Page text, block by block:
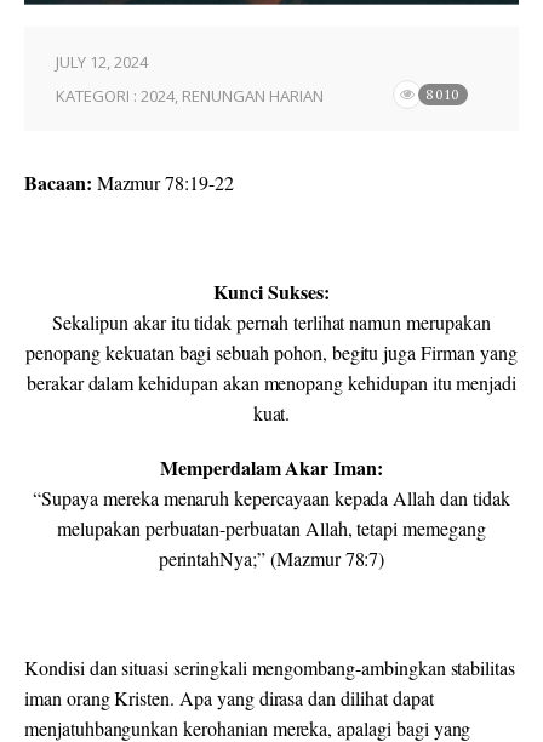
JULY 12, 2024
KATEGORI : 2024, RENUNGAN HARIAN 8010
Bacaan: Mazmur78:19-22
Kunci Sukses:
Sekalipun akar itu tidak pernah terlihat namun merupakan
penopang kekuatan bagi sebuah pohon, begitu juga Firman yang
berakar dalam kehidupan akan menopang kehidupan itu menjadi
kuat.
Memperdalam Akar Iman:
“Supaya mereka menaruh kepercayaan kepada Allah dan tidak
melupakan perbuatan-perbuatan Allah, tetapi memegang
perintahNya;”(Mazmur 78:7)
Kondisi dan situasi seringkali mengombang-ambingkan stabilitas
iman orang Kristen. Apa yang dirasa dan dilihat dapat
menjatuhbangunkan kerohanian mereka, apalagi bagi yang